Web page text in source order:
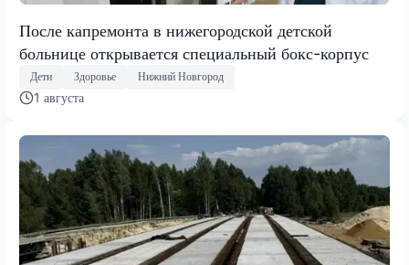
После капремонта в нижегородской детской
больнице открывается специальный бокс-корпус
Дети Здоровье Нижний Новгород
1 августа